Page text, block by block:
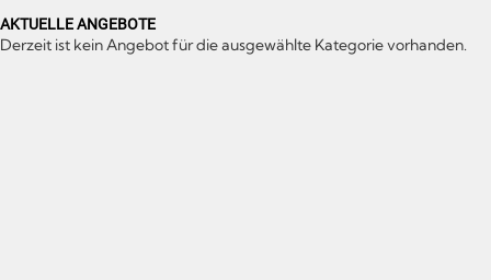
AKTUELLE ANGEBOTE
Derzeit ist kein Angebot für die ausgewählte Kategorie vorhanden.